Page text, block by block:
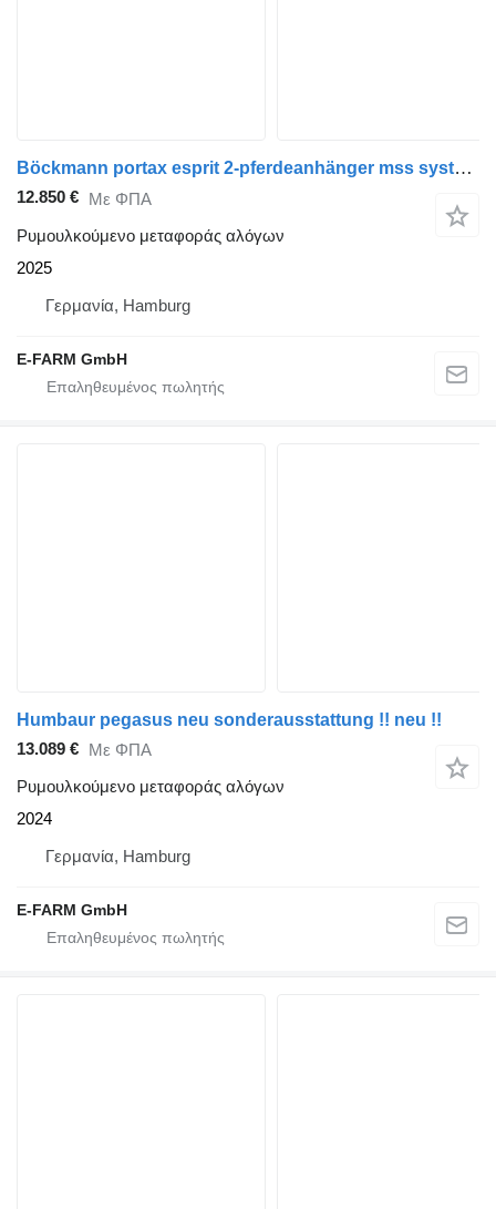
Böckmann portax esprit 2-pferdeanhänger mss system alu 2,4t
12.850 € Με ΦΠΑ
Ρυμουλκούμενο μεταφοράς αλόγων
2025
Γερμανία, Hamburg
E-FARM GmbH
Humbaur pegasus neu sonderausstattung !! neu !!
13.089 € Με ΦΠΑ
Ρυμουλκούμενο μεταφοράς αλόγων
2024
Γερμανία, Hamburg
E-FARM GmbH